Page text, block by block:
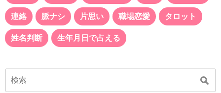
連絡 脈ナシ 片思い 職場恋愛 タロット
姓名判断 生年月日で占える